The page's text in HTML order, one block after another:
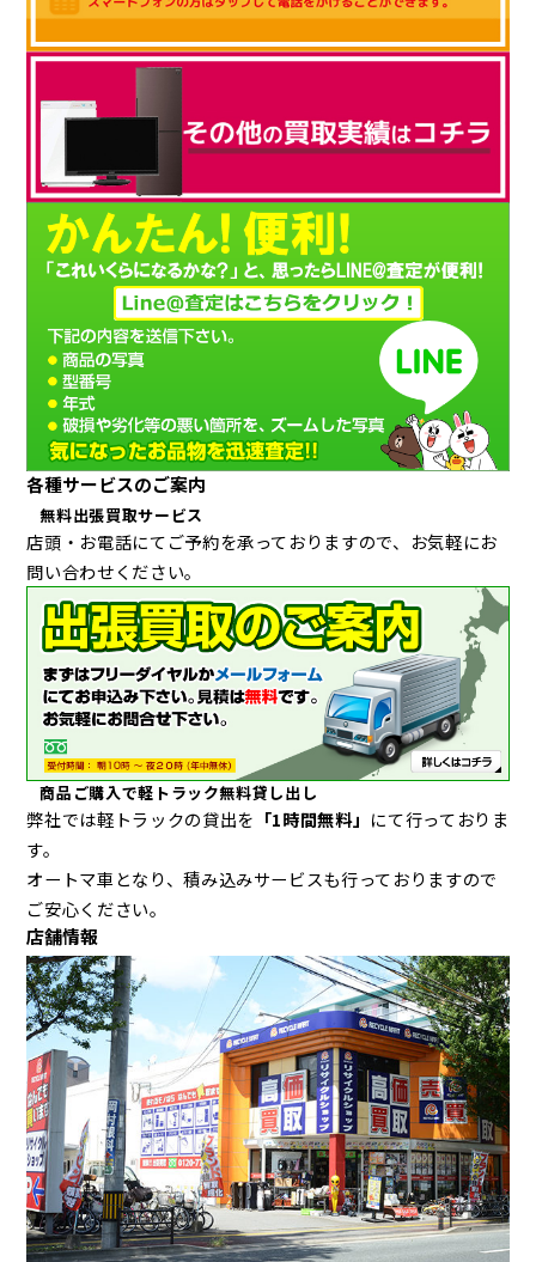
各種サービスのご案内
無料出張買取サービス
店頭・お電話にてご予約を承っておりますので、お気軽にお
問い合わせください。
商品ご購入で軽トラック無料貸し出し
弊社では軽トラックの貸出を 「1時間無料」 にて行っておりま
す。
オートマ車となり、積み込みサービスも行っておりますので
ご安心ください。
店舗情報